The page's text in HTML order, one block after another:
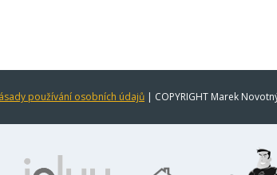
používání osobních údajů | COPYRIGHT Marek